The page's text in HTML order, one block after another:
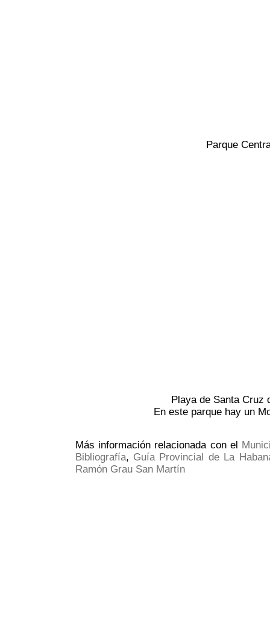
Parque
Playa de Santa Cruz
En este parque hay un
Más información relacionada con el
Bibliografía, Guía Provincial de La
Ramón Grau San Martín